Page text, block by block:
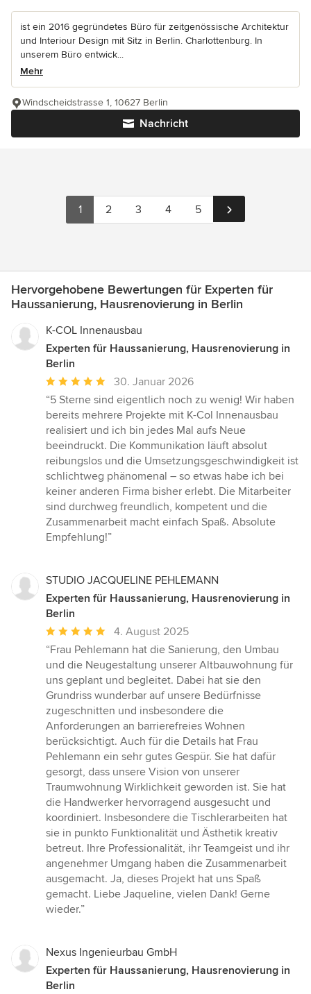
ist ein 2016 gegründetes Büro für zeitgenössische Architektur
und Interiour Design mit Sitz in Berlin. Charlottenburg. In
unserem Büro entwick...
Mehr
Nachricht
Windscheidstrasse 1, 10627 Berlin
1 2 3 4 5
Hervorgehobene Bewertungen für Experten für
Haussanierung, Hausrenovierung in Berlin
K-COL Innenausbau
Experten für Haussanierung, Hausrenovierung in
Berlin
Durchschnittliche
Bewertung:
5
von
5
Sternen
30. Januar 2026
“5 Sterne sind eigentlich noch zu wenig! Wir haben
bereits mehrere Projekte mit K-Col Innenausbau
realisiert und ich bin jedes Mal aufs Neue
beeindruckt. Die Kommunikation läuft absolut
reibungslos und die Umsetzungsgeschwindigkeit ist
schlichtweg phänomenal – so etwas habe ich bei
keiner anderen Firma bisher erlebt. Die Mitarbeiter
sind durchweg freundlich, kompetent und die
Zusammenarbeit macht einfach Spaß. Absolute
Empfehlung!”
STUDIO JACQUELINE PEHLEMANN
Experten für Haussanierung, Hausrenovierung in
Berlin
Durchschnittliche
Bewertung:
5
von
5
Sternen
4. August 2025
“Frau Pehlemann hat die Sanierung, den Umbau
und die Neugestaltung unserer Altbauwohnung für
uns geplant und begleitet. Dabei hat sie den
Grundriss wunderbar auf unsere Bedürfnisse
zugeschnitten und insbesondere die
Anforderungen an barrierefreies Wohnen
berücksichtigt. Auch für die Details hat Frau
Pehlemann ein sehr gutes Gespür. Sie hat dafür
gesorgt, dass unsere Vision von unserer
Traumwohnung Wirklichkeit geworden ist. Sie hat
die Handwerker hervorragend ausgesucht und
koordiniert. Insbesondere die Tischlerarbeiten hat
sie in punkto Funktionalität und Ästhetik kreativ
betreut. Ihre Professionalität, ihr Teamgeist und ihr
angenehmer Umgang haben die Zusammenarbeit
ausgemacht. Ja, dieses Projekt hat uns Spaß
gemacht. Liebe Jaqueline, vielen Dank! Gerne
wieder.”
Nexus Ingenieurbau GmbH
Experten für Haussanierung, Hausrenovierung in
Berlin